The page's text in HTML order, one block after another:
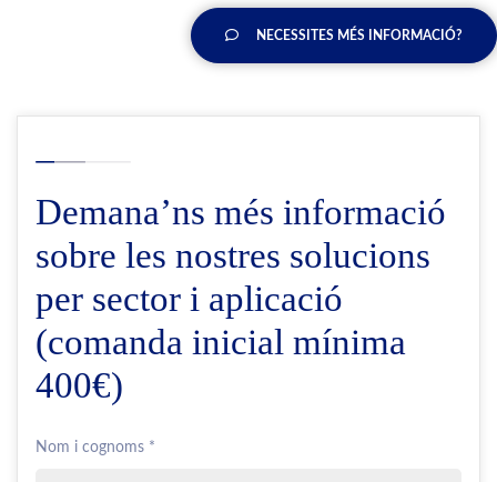
NECESSITES MÉS INFORMACIÓ?
Demana’ns més informació
sobre les nostres solucions
per sector i aplicació
(comanda inicial mínima
400€)
Nom i cognoms *